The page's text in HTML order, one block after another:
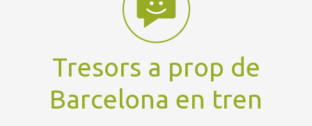
Tresors a prop de
Barcelona en tren